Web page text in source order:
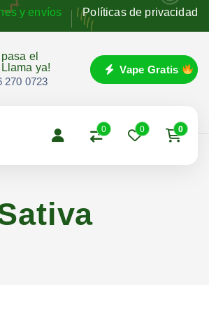
y envíos Políticas de privacidad
el
ya!
270 0723
Vape Gratis
0 0 0